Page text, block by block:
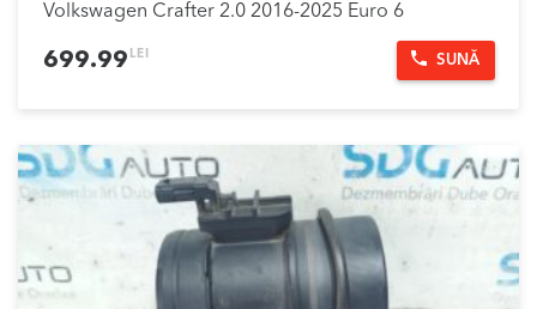
Volkswagen Crafter 2.0 2016-2025 Euro 6
699.99 LEI SUNĂ